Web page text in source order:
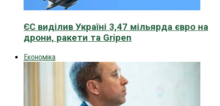
ЄС виділив Україні 3,47 мільярда євро на
дрони, ракети та Gripen
Економіка